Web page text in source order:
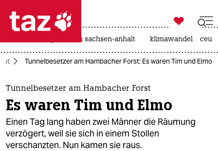
 taz zahl ich
taz zahl ich
themen
politik
öko

taz zahl ich
landtagswahl in sachsen-anhalt klimawandel ceuta
Tunnelbesetzer am Hambacher Forst: Es waren Tim und Elmo
Tunnelbesetzer am Hambacher Forst
Es waren Tim und Elmo
Einen Tag lang haben zwei Männer die Räumung
verzögert, weil sie sich in einem Stollen
verschanzten. Nun kamen sie raus.